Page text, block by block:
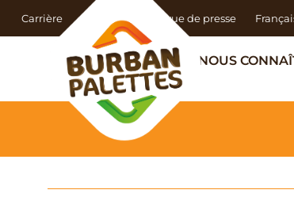
Carrière Actualités Revue de presse
NOUS